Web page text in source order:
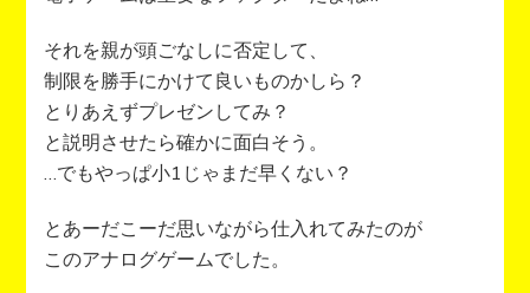
それを親が頭ごなしに否定して、
制限を勝手にかけて良いものかしら？
とりあえずプレゼンしてみ？
と説明させたら確かに面白そう。
…でもやっぱ小1じゃまだ早くない？
とあーだこーだ思いながら仕入れてみたのが
このアナログゲームでした。